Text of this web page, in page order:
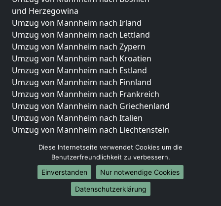
und Herzegowina
Umzug von Mannheim nach Irland
Umzug von Mannheim nach Lettland
Umzug von Mannheim nach Zypern
Umzug von Mannheim nach Kroatien
Umzug von Mannheim nach Estland
Umzug von Mannheim nach Finnland
Umzug von Mannheim nach Frankreich
Umzug von Mannheim nach Griechenland
Umzug von Mannheim nach Italien
Umzug von Mannheim nach Liechtenstein
Umzug von Mannheim nach Niederlande
Umzug von Mannheim nach Norwegen
Umzüge-Deutschlandweit
Diese Internetseite verwendet Cookies um die
Benutzerfreundlichkeit zu verbessern.
Einverstanden
Nur notwendige Cookies
Datenschutzerklärung